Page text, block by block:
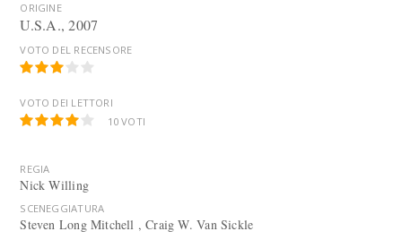
ORIGINE
U.S.A., 2007
VOTO DEL RECENSORE
VOTO DEI LETTORI
10 VOTI
REGIA
Nick Willing
SCENEGGIATURA
Steven Long Mitchell , Craig W. Van Sickle